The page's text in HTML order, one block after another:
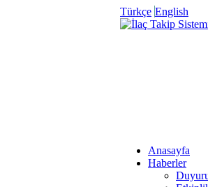
Türkçe English
Anasayfa
Haberler